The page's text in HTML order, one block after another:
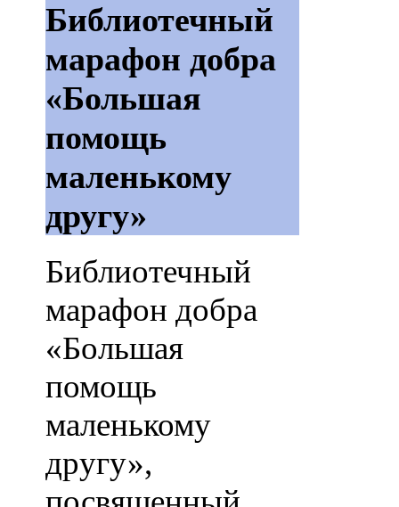
Библиотечный
марафон добра
«Большая
помощь
маленькому
другу»
Библиотечный
марафон добра
«Большая
помощь
маленькому
другу»,